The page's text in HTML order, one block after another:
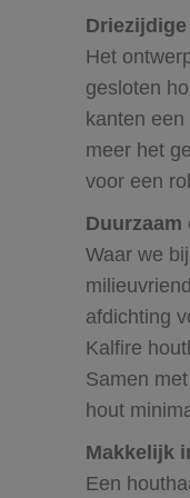
Het
gesloten
kanten
meer het
voor een
Duurzaam
Waar we
afdichting
Kalfire
Samen
hout
Makkelijk
Een